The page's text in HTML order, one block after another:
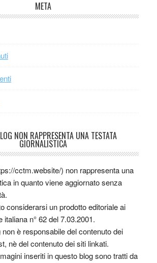
META
NON RAPPRESENTA UNA TESTATA
GIORNALISTICA
cctm.website/) non rappresenta una
in quanto viene aggiornato senza
considerarsi un prodotto editoriale ai
italiana n° 62 del 7.03.2001.
non è responsabile del contenuto dei
nè del contenuto dei siti linkati.
inseriti in questo blog sono tratti da